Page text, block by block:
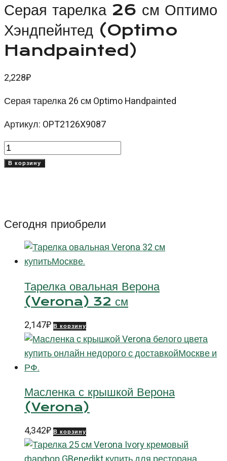
Серая тарелка 26 см Оптимо
Хэндпейнтед (Optimo
Handpainted)
2,228₽
Серая тарелка 26 см Optimo Handpainted
Артикул: OPT2126X9087
Количество
товара
см
Оптимо
Хэндпейнтед
(Optimo
В корзину
Сегодня приобрели
Тарелка овальная Верона
(Verona) 32 см
2,147₽ В корзину
Масленка с крышкой Верона
(Verona)
4,342₽ В корзину